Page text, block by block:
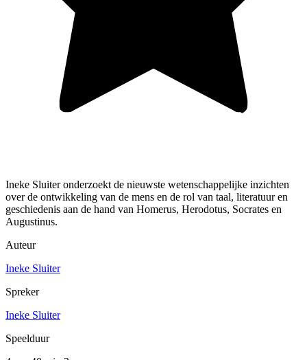
Ineke Sluiter onderzoekt de nieuwste wetenschappelijke inzichten
over de ontwikkeling van de mens en de rol van taal, literatuur en
geschiedenis aan de hand van Homerus, Herodotus, Socrates en
Augustinus.
Auteur
Ineke Sluiter
Spreker
Ineke Sluiter
Speelduur